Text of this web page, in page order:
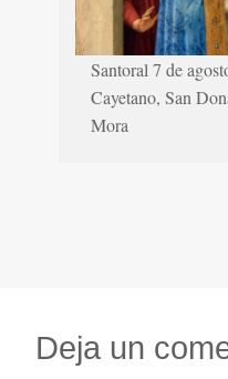
Santoral 7 de
Cayetano, San
Mora
Deja un